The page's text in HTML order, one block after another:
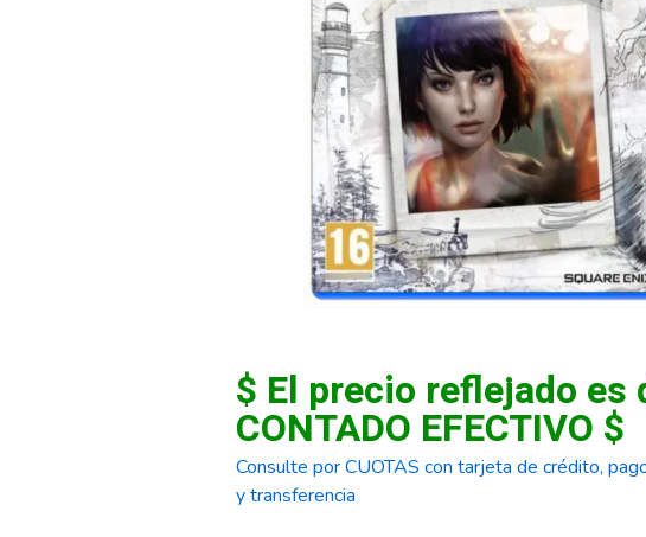
$ El precio reflejado es
CONTADO EFECTIVO $
Consulte por CUOTAS con tarjeta de crédito,
y transferencia